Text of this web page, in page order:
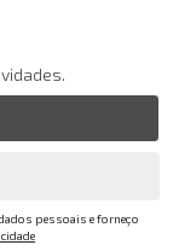
pessoais e forneço